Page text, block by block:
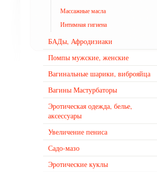
Массажные масла
Интимная гигиена
БАДы, Афродизиаки
Помпы мужские, женские
Вагинальные шарики, виброяйца
Вагины Мастурбаторы
Эротическая одежда, белье,
аксессуары
Увеличение пениса
Садо-мазо
Эротические куклы